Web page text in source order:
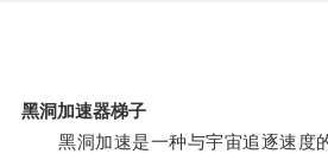
黑洞加速器梯子
黑洞加速是一种与宇宙追逐速度的